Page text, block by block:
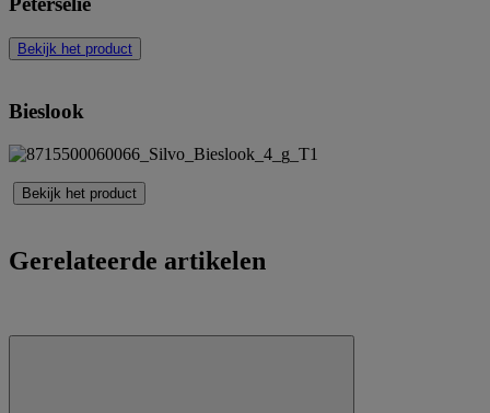
Bekijk het product
Bieslook
Bekijk het product
Gerelateerde artikelen